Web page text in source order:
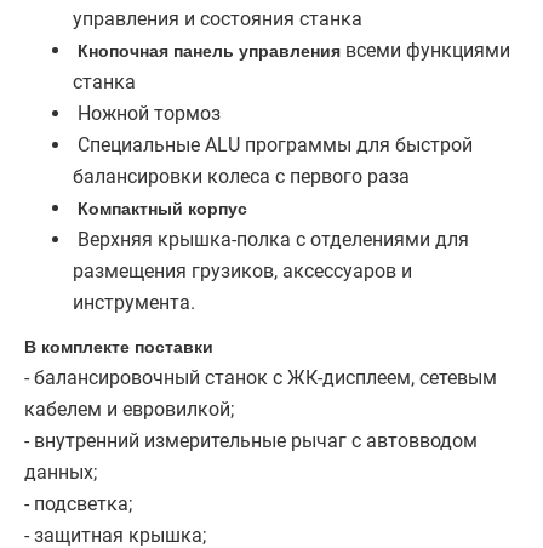
управления и состояния станка
Кнопочная панель управления всеми функциями
станка
Ножной тормоз
Специальные ALU программы для быстрой
балансировки колеса с первого раза
Компактный корпус
Верхняя крышка-полка с отделениями для
размещения грузиков, аксессуаров и
инструмента.
В комплекте поставки
- балансировочный станок с ЖК-дисплеем, сетевым
кабелем и евровилкой;
- внутренний измерительные рычаг с автовводом
данных;
- подсветка;
- защитная крышка;